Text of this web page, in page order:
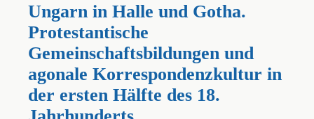
Ungarn in Halle und Gotha.
Protestantische
Gemeinschaftsbildungen und
agonale Korrespondenzkultur in
der ersten Hälfte des 18.